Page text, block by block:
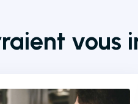
vous